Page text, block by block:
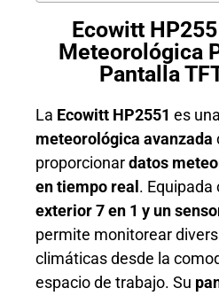
Ecowitt
Meteorológica
Pantalla
La Ecowitt HP2551 es una
meteorológica avanzada
proporcionardatos
en tiempo real . Equipada
exterior 7 en 1 y un
permite monitorear
climáticas desde la
espacio de trabajo. Su